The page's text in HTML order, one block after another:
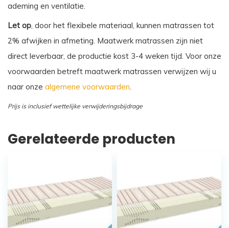
ademing en ventilatie.
Let op , door het flexibele materiaal, kunnen matrassen tot
2% afwijken in afmeting. Maatwerk matrassen zijn niet
direct leverbaar, de productie kost 3-4 weken tijd. Voor onze
voorwaarden betreft maatwerk matrassen verwijzen wij u
naar onze algemene voorwaarden
Prijs is inclusief wettelijke verwijderingsbijdrage
Gerelateerde producten